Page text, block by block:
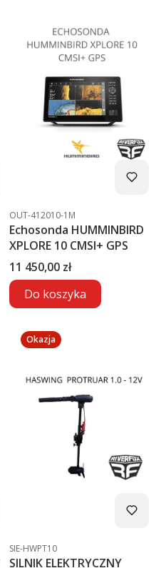
Kod produktu
OUT-412010-1M
Echosonda HUMMINBIRD
XPLORE 10 CMSI+ GPS
Cena
11 450,00 zł
Do koszyka
Okazja
Kod produktu
SIE-HWPT10
SILNIK ELEKTRYCZNY